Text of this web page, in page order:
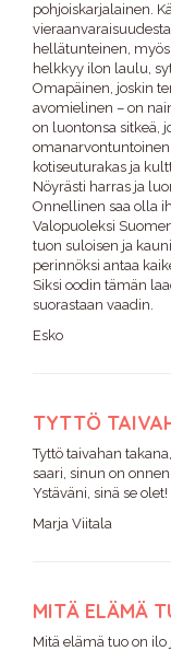
pohjoiskarjalainen.
hellätunteinen,
helkkyy ilon laulu,
Omapäinen, joskin
avomielinen – on
on luontonsa sitkeä,
omanarvontuntoinen
kotiseuturakas ja
Nöyrästi harras ja
Onnellinen saa olla
Valopuoleksi
tuon suloisen ja
perinnöksi antaa
Siksi oodin tämän
suorastaan vaadin.
Esko
TYTTÖ
Tyttö taivahan
saari, sinun on
Ystäväni, sinä se
Marja Viitala
MITÄ ELÄMÄ
Mitä elämä tuo on ilo